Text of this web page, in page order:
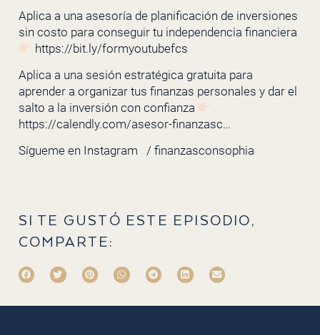
Aplica a una asesoría de planificación de inversiones
sin costo para conseguir tu independencia financiera
https://bit.ly/formyoutubefcs
Aplica a una sesión estratégica gratuita para
aprender a organizar tus finanzas personales y dar el
salto a la inversión con confianza
https://calendly.com/asesor-finanzasc…
Sígueme en Instagram
/ finanzasconsophia
SI TE GUSTÓ ESTE EPISODIO,
COMPARTE: